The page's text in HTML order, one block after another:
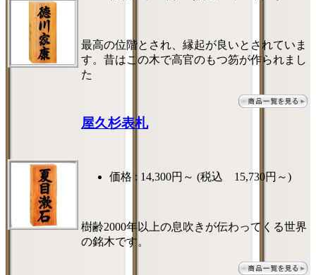
最高の位階とされ、縁起が良いとされていま
す。昔はこの木で高官のもつ笏が作られまし
た
屋久杉表札
価格 : 14,300円～ (税込 15,730円～)
樹齢2000年以上の息吹きが伝わってくる世界
の銘木です。